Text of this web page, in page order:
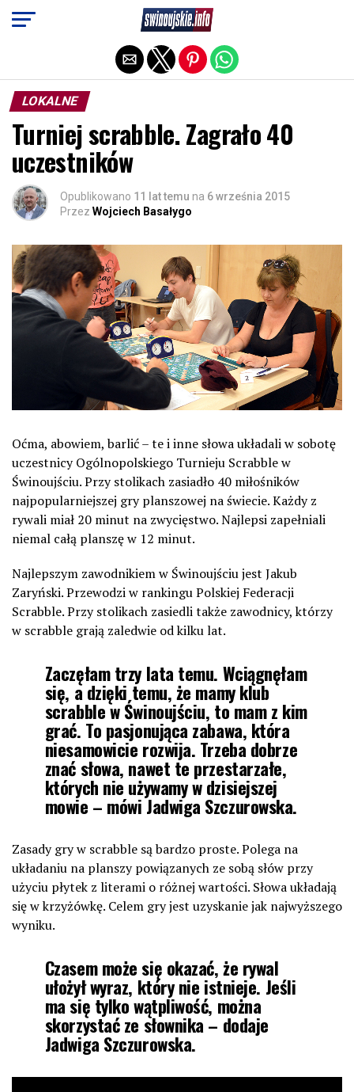
LOKALNE
Turniej scrabble. Zagrało 40
uczestników
Opublikowano 11 lat temu na 6 września 2015
Przez Wojciech Basałygo
Oćma, abowiem, barlić – te i inne słowa układali w sobotę
uczestnicy Ogólnopolskiego Turnieju Scrabble w
Świnoujściu. Przy stolikach zasiadło 40 miłośników
najpopularniejszej gry planszowej na świecie. Każdy z
rywali miał 20 minut na zwycięstwo. Najlepsi zapełniali
niemal całą planszę w 12 minut.
Najlepszym zawodnikiem w Świnoujściu jest Jakub
Zaryński. Przewodzi w rankingu Polskiej Federacji
Scrabble. Przy stolikach zasiedli także zawodnicy, którzy
w scrabble grają zaledwie od kilku lat.
Zaczęłam trzy lata temu. Wciągnęłam
się, a dzięki temu, że mamy klub
scrabble w Świnoujściu, to mam z kim
grać. To pasjonująca zabawa, która
niesamowicie rozwija. Trzeba dobrze
znać słowa, nawet te przestarzałe,
których nie używamy w dzisiejszej
mowie – mówi Jadwiga Szczurowska.
Zasady gry w scrabble są bardzo proste. Polega na
układaniu na planszy powiązanych ze sobą słów przy
użyciu płytek z literami o różnej wartości. Słowa układają
się w krzyżówkę. Celem gry jest uzyskanie jak najwyższego
wyniku.
Czasem może się okazać, że rywal
ułożył wyraz, który nie istnieje. Jeśli
ma się tylko wątpliwość, można
skorzystać ze słownika – dodaje
Jadwiga Szczurowska.
Exit mobile version